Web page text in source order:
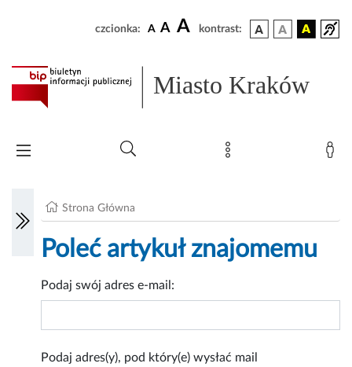
czcionka: A A A kontrast:
Miasto Kraków
Strona Główna
Poleć artykuł znajomemu
Podaj swój adres e-mail:
Podaj adres(y), pod który(e) wysłać mail